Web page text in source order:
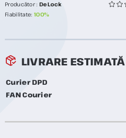
Producător : DeLock
Fiabilitate: 100%
LIVRARE ESTIMATĂ
Curier DPD
FAN Courier